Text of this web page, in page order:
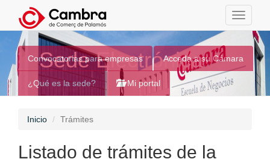
Toggle
Sede Electrónica
Convocatorias para empresas Acceda a su Cámara
¿Qué es la sede? Mi portal
Inicio Trámites
Listado de trámites de la